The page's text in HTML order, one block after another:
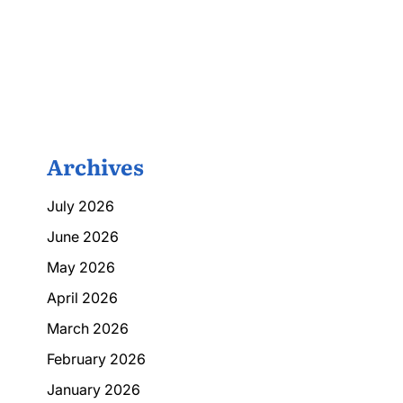
Archives
July 2026
June 2026
May 2026
April 2026
March 2026
February 2026
January 2026